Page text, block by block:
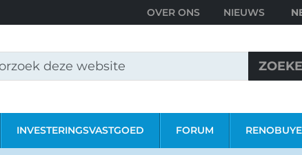
OVER ONS NIEUWS
INVESTERINGSVASTGOED FORUM